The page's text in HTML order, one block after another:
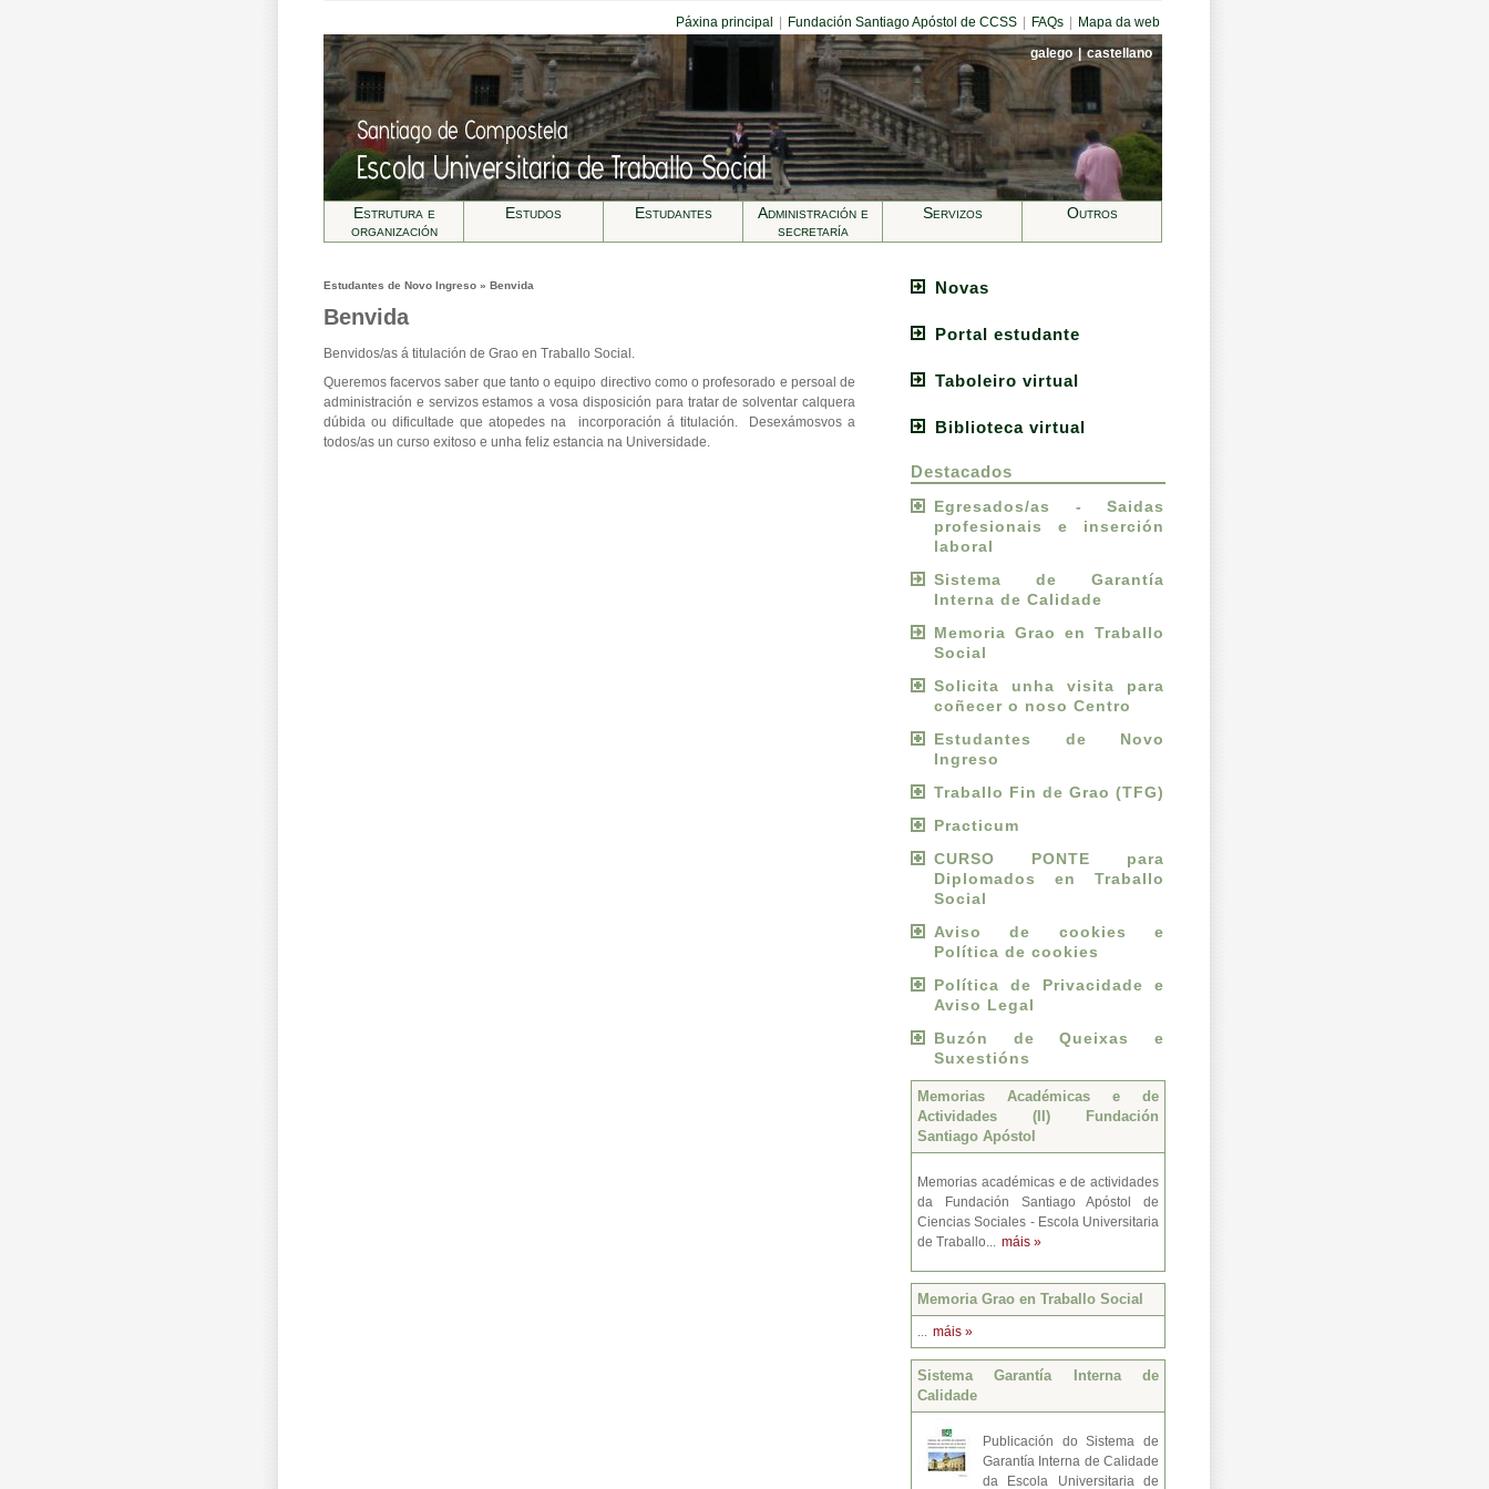
Páxina principal Fundación Santiago Apóstol de CCSS FAQs
Mapa da web
galego|castellano
Estrutura e
organización
Estudos Estudantes
Administración e
secretarí­a
Servizos Outros
Estudantes de Novo Ingreso » Benvida
Benvida
Benvidos/as á titulación de Grao en Traballo Social.
Queremos facervos saber que tanto o equipo directivo como o profesorado e persoal de
administración e servizos estamos a vosa disposición para tratar de solventar calquera
dúbida ou dificultade que atopedes na incorporación á titulación. Desexámosvos a
todos/as un curso exitoso e unha feliz estancia na Universidade.
Novas
Portal estudante
Taboleiro virtual
Biblioteca virtual
Destacados
Egresados/as - Saidas
profesionais e inserción
laboral
Sistema de Garantía
Interna de Calidade
Memoria Grao en Traballo
Social
Solicita unha visita para
coñecer o noso Centro
Estudantes de Novo
Ingreso
Traballo Fin de Grao (TFG)
Practicum
CURSO PONTE para
Diplomados en Traballo
Social
Aviso de cookies e
Política de cookies
Política de Privacidade e
Aviso Legal
Buzón de Queixas e
Suxestións
Memorias Académicas e de
Actividades (II) Fundación
Santiago Apóstol
Memorias académicas e de actividades
da Fundación Santiago Apóstol de
Ciencias Sociales - Escola Universitaria
de Traballo... máis »
Memoria Grao en Traballo Social
... máis »
Sistema Garantía Interna de
Calidade
Publicación do Sistema de
Garantía Interna de Calidade
da Escola Universitaria de